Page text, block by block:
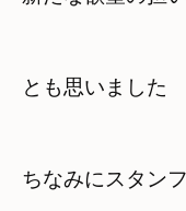
とも思いました
ちなみにスタン